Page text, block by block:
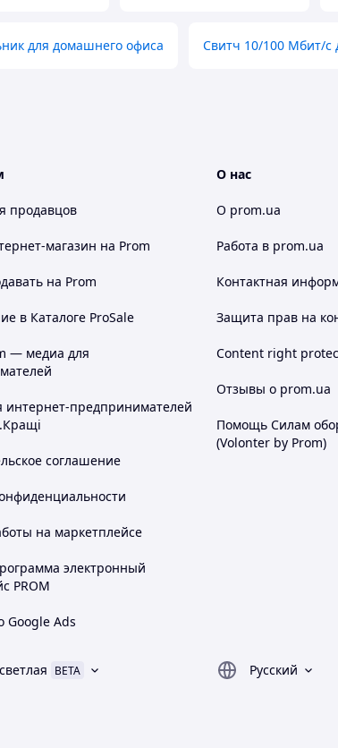
для домашнего офиса Свитч 10/100 Мбит/с
продавцов
магазин на Prom
на Prom
в Каталоге ProSale
— медиа для
интернет-предпринимателей
соглашение
на маркетплейсе
электронный
PROM
Google Ads
О нас
О prom.ua
Работа в prom.ua
Контактная
Защита прав на
Content right
Отзывы о prom.ua
Помощь Силам
(Volonter by Prom)
светлая BETA
Русский